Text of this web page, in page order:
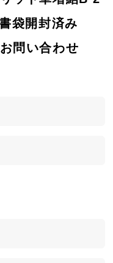
袋開封済み
問い合わせ